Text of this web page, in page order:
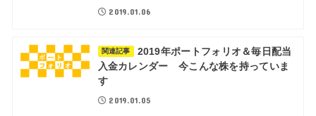
2019.01.06
関連記事
2019年ポートフォリオ＆毎日配当
入金カレンダー 今こんな株を持っていま
す
2019.01.05